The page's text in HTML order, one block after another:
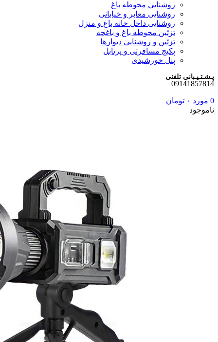
روشنایی محوطه باغ
روشنایی معابر و خیابانی
روشنایی داخل خانه باغ و منزل
تزئین محوطه باغ و باغچه
تزئین و روشنایی دیوارها
پکیج مسافرتی و پرتابل
پنل خورشیدی
پـشـتـیـبانی تلفنی
09141857814
0 مورد ۰ تومان
ناموجود